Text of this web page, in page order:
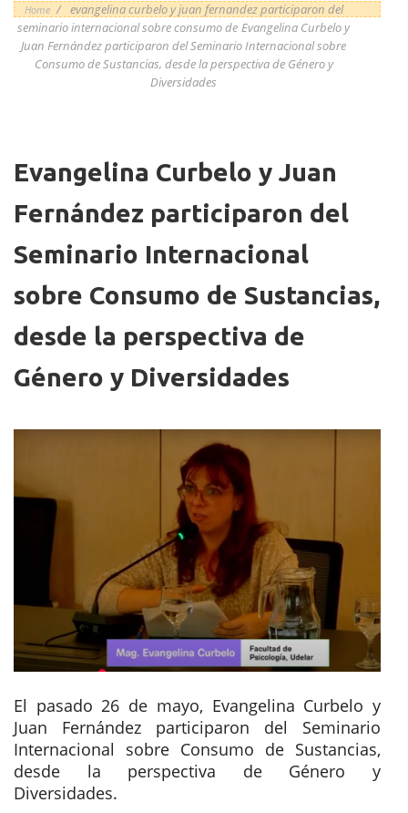
Home / evangelina curbelo y juan fernandez participaron del
seminario internacional sobre consumo de Evangelina Curbelo y
Juan Fernández participaron del Seminario Internacional sobre
Consumo de Sustancias, desde la perspectiva de Género y
Diversidades
Evangelina Curbelo y Juan
Fernández participaron del
Seminario Internacional
sobre Consumo de Sustancias,
desde la perspectiva de
Género y Diversidades
Imagen/Afiche
El pasado 26 de mayo, Evangelina Curbelo y
Juan Fernández participaron del Seminario
Internacional sobre Consumo de Sustancias,
desde la perspectiva de Género y
Diversidades.